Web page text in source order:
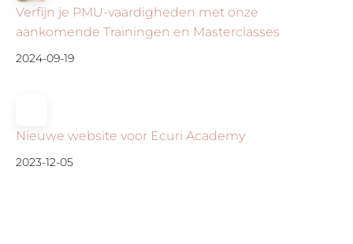
Verfijn je PMU-vaardigheden met onze
aankomende Trainingen en Masterclasses
2024-09-19
Nieuwe website voor Ecuri Academy
2023-12-05